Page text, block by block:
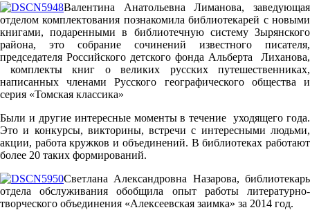
Валентина Анатольевна Лиманова, заведующая
отделом комплектования познакомила библиотекарей с новыми
книгами, подаренными в библиотечную систему Зырянского
района, это собрание сочинений известного писателя,
председателя Российского детского фонда Альберта Лиханова,
комплекты книг о великих русских путешественниках,
написанных членами Русского географического общества и
серия «Томская классика»
Были и другие интересные моменты в течение уходящего года.
Это и конкурсы, викторины, встречи с интересными людьми,
акции, работа кружков и объединений. В библиотеках работают
более 20 таких формирований.
Светлана Александровна Назарова, библиотекарь
отдела обслуживания обобщила опыт работы литературно-
творческого объединения «Алексеевская заимка» за 2014 год.